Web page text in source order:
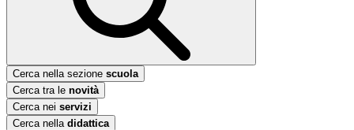
Cerca nella sezione scuola
Cerca tra le novità
Cerca nei servizi
Cerca nella didattica